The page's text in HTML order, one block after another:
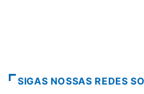
SIGAS NOSSAS REDES